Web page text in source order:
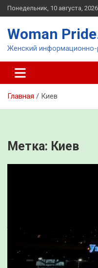
Перейти
к
Понедельник, 10 августа, 2026
Woman
Женский информационно-
Главная Киев
Метка: Киев